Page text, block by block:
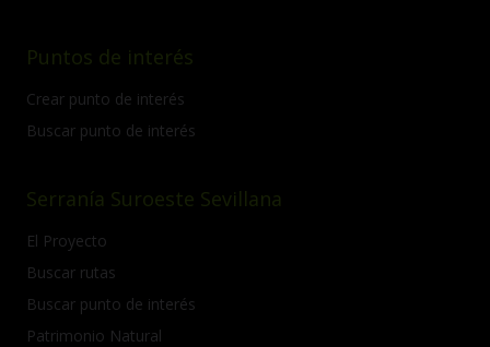
Puntos de interés
Crear punto de interés
Buscar punto de interés
Serranía Suroeste Sevillana
El Proyecto
Buscar rutas
Buscar punto de interés
Patrimonio Natural